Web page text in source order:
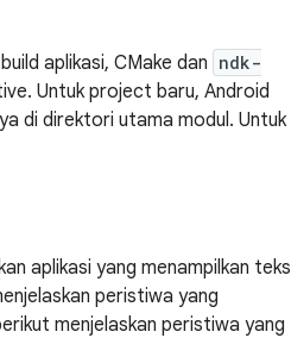
aplikasi, CMake dan ndk-
Untuk project baru, Android
di direktori utama modul. Untuk
aplikasi yang menampilkan teks
peristiwa yang
menjelaskan peristiwa yang